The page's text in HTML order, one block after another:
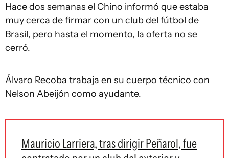
Hace dos semanas el Chino informó que estaba
muy cerca de firmar con un club del fútbol de
Brasil, pero hasta el momento, la oferta no se
cerró.
Álvaro Recoba trabaja en su cuerpo técnico con
Nelson Abeijón como ayudante.
Mauricio Larriera, tras dirigir Peñarol, fue